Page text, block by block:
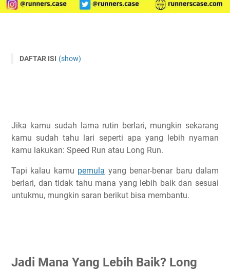
DAFTAR ISI (show)
gimana?
Kesimpulan Long Run vs Speed Run
Jika kamu sudah lama rutin berlari, mungkin sekarang
kamu sudah tahu lari seperti apa yang lebih nyaman
kamu lakukan: Speed Run atau Long Run.
Tapi kalau kamu pemula yang benar-benar baru dalam
berlari, dan tidak tahu mana yang lebih baik dan sesuai
untukmu, mungkin saran berikut bisa membantu.
Jadi Mana Yang Lebih Baik? Long